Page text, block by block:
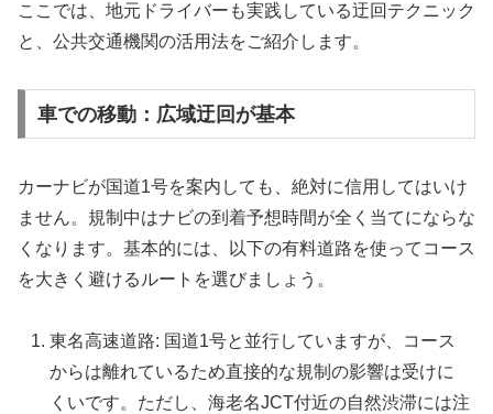
ここでは、地元ドライバーも実践している迂回テクニック
と、公共交通機関の活用法をご紹介します。
車での移動：広域迂回が基本
カーナビが国道1号を案内しても、絶対に信用してはいけ
ません。規制中はナビの到着予想時間が全く当てにならな
くなります。基本的には、以下の有料道路を使ってコース
を大きく避けるルートを選びましょう。
東名高速道路: 国道1号と並行していますが、コース
からは離れているため直接的な規制の影響は受けに
くいです。ただし、海老名JCT付近の自然渋滞には注